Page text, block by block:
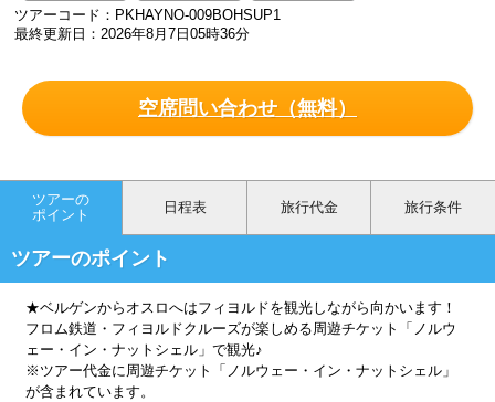
ツアーコード：PKHAYNO-009BOHSUP1
最終更新日：2026年8月7日05時36分
空席問い合わせ（無料）
ツアーの
ポイント
日程表 旅行代金 旅行条件
ツアーのポイント
★ベルゲンからオスロへはフィヨルドを観光しながら向かいます！
フロム鉄道・フィヨルドクルーズが楽しめる周遊チケット「ノルウ
ェー・イン・ナットシェル」で観光♪
※ツアー代金に周遊チケット「ノルウェー・イン・ナットシェル」
が含まれています。